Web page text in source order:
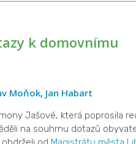
k domovnímu
Moňok, Jan Habart
Jašové, která poprosila
na souhrnu dotazů